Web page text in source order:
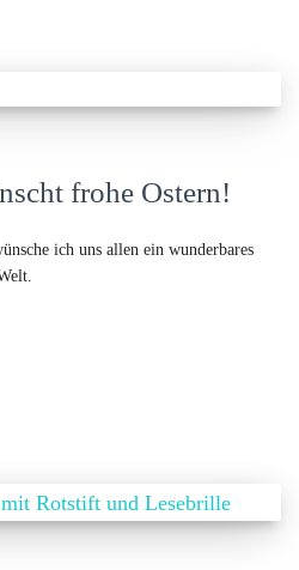
frohe Ostern!
ich uns allen ein wunderbares